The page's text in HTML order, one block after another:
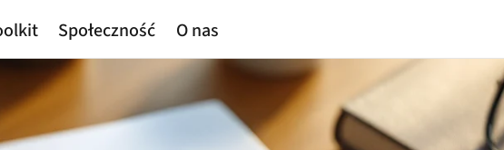
Społeczność O nas